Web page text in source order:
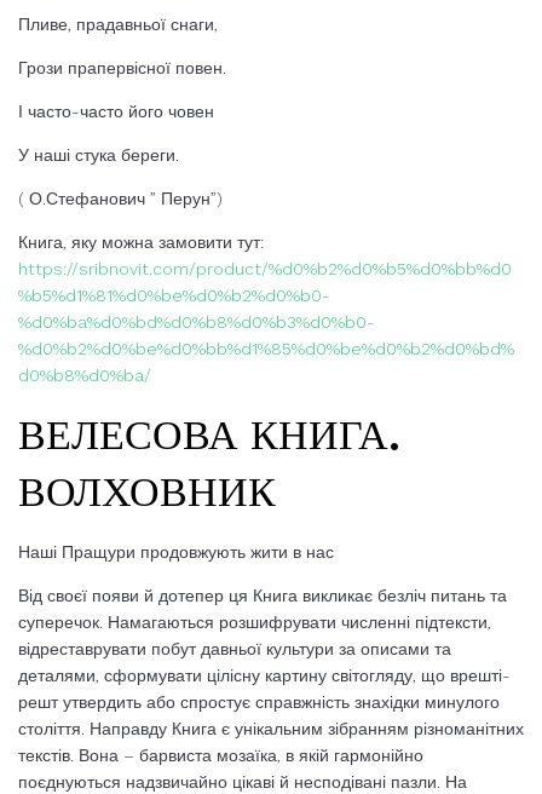
Пливе, прадавньої снаги,
Грози прапервісної повен.
І часто-часто його човен
У наші стука береги.
( О.Стефанович ” Перун”)
Книга, яку можна замовити тут:
https://sribnovit.com/product/%d0%b2%d0%b5%d0%bb%d0
%b5%d1%81%d0%be%d0%b2%d0%b0-
%d0%ba%d0%bd%d0%b8%d0%b3%d0%b0-
%d0%b2%d0%be%d0%bb%d1%85%d0%be%d0%b2%d0%bd%
d0%b8%d0%ba/
ВЕЛЕСОВА КНИГА.
ВОЛХОВНИК
Наші Пращури продовжують жити в нас
Від своєї появи й дотепер ця Книга викликає безліч питань та
суперечок. Намагаються розшифрувати численні підтексти,
відреставрувати побут давньої культури за описами та
деталями, сформувати цілісну картину світогляду, що врешті-
решт утвердить або спростує справжність знахідки минулого
століття. Направду Книга є унікальним зібранням різноманітних
текстів. Вона – барвиста мозаїка, в якій гармонійно
поєднуються надзвичайно цікаві й несподівані пазли. На